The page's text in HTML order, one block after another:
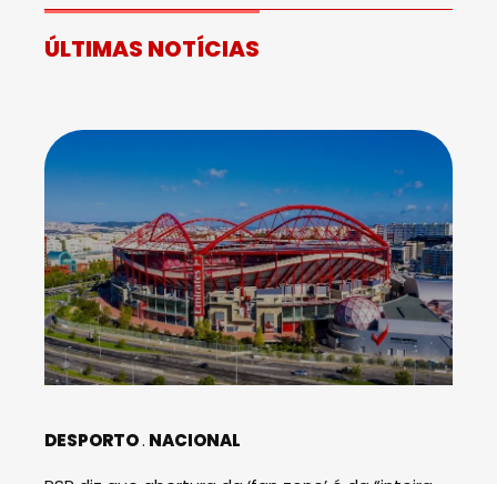
ÚLTIMAS NOTÍCIAS
DESPORTO NACIONAL